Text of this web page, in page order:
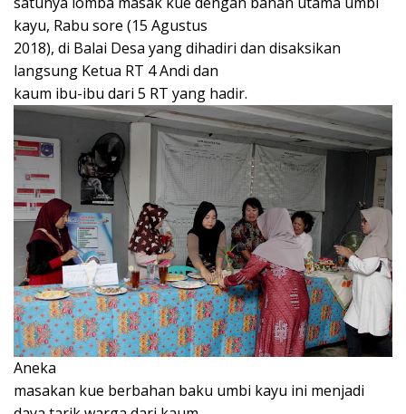
kayu, Rabu sore (15 Agustus
2018), di Balai Desa yang dihadiri dan disaksikan
langsung Ketua RT 4 Andi dan
kaum ibu-ibu dari 5 RT yang hadir.
Aneka
masakan kue berbahan baku umbi kayu ini menjadi